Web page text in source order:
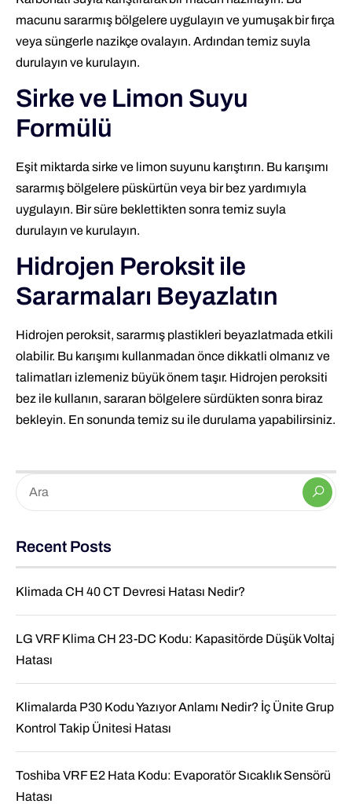
macunu sararmış bölgelere uygulayın ve yumuşak bir fırça
veya süngerle nazikçe ovalayın. Ardından temiz suyla
durulayın ve kurulayın.
Sirke ve Limon Suyu
Formülü
Eşit miktarda sirke ve limon suyunu karıştırın. Bu karışımı
sararmış bölgelere püskürtün veya bir bez yardımıyla
uygulayın. Bir süre beklettikten sonra temiz suyla
durulayın ve kurulayın.
Hidrojen Peroksit ile
Sararmaları Beyazlatın
Hidrojen peroksit, sararmış plastikleri beyazlatmada etkili
olabilir. Bu karışımı kullanmadan önce dikkatli olmanız ve
talimatları izlemeniz büyük önem taşır. Hidrojen peroksiti
bez ile kullanın, sararan bölgelere sürdükten sonra biraz
bekleyin. En sonunda temiz su ile durulama yapabilirsiniz.
Recent Posts
Klimada CH 40 CT Devresi Hatası Nedir?
LG VRF Klima CH 23-DC Kodu: Kapasitörde Düşük Voltaj
Hatası
Klimalarda P30 Kodu Yazıyor Anlamı Nedir? İç Ünite Grup
Kontrol Takip Ünitesi Hatası
Toshiba VRF E2 Hata Kodu: Evaporatör Sıcaklık Sensörü
Hatası